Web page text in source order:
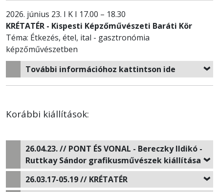
2026. június 23. I K I 17.00 – 18.30
KRÉTATÉR - Kispesti Képzőművészeti Baráti Kör
Téma: Étkezés, étel, ital - gasztronómia
képzőművészetben
További információhoz kattintson ide
Korábbi kiállítások:
26.04.23. // PONT ÉS VONAL - Bereczky Ildikó -
Ruttkay Sándor grafikusművészek kiállítása
26.03.17-05.19 // KRÉTATÉR